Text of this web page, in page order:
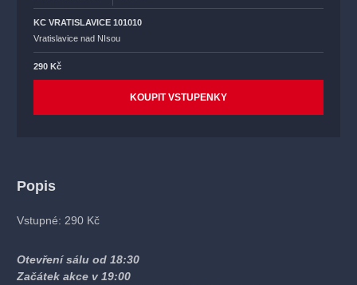
KC VRATISLAVICE 101010
Vratislavice nad NIsou
290 Kč
KOUPIT VSTUPENKY
Popis
Vstupné: 290 Kč
Otevření sálu od 18:30
Začátek akce v 19:00